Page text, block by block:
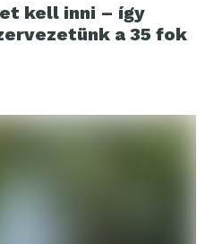
kell inni – így
a 35 fok